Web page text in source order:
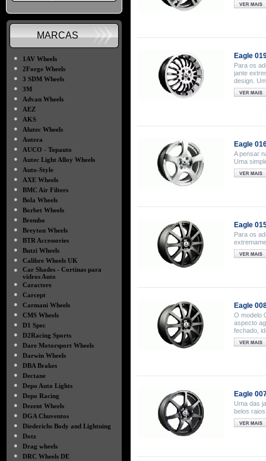
MARCAS
●
1AV Wheels
●
2Forge Wheels
●
3 SDM Wheels
●
3M
●
Advan Wheels
●
AEZ
●
AKS
●
Alutec Wheels
●
Antera
●
AUCO - Topauto
●
Autec Light Alloy Wheels
●
Auto-Style
●
AXE Wheels
●
BMC Air Filters
●
Bola Wheels
●
Borbet Wheels
●
Brembo
●
Breyton Wheels
●
BTR Accessories
●
Butzi Wheels
●
Calibre Wheels UK
●
Car Shades - Cortinas para
vidros Auto
●
Caractere
●
Carcept
●
Carmani Wheels
●
CMS Wheels
●
D1 Spec
●
D2Racing Sports
●
Dare Motorsport Wheels
●
Darwin Wheels
●
DBA Brakes
●
Dectane
●
Depo Auto Lights
●
Depo Racing
●
Dezent Wheels
●
DGA Chuventos
●
Diederichs Body and Lightning
●
Dotz
●
Drag wheels
●
DRC Wheels DE
Eagle
Para os
jante
design.
Eagle
A pensar
Uma
Eagle
Para os
Eagle
O modelo
aspecto
fechado,
Eagle
Uma das
belos